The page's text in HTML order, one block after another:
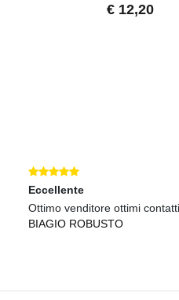
€ 12,20
Eccellente
Ottimo venditore ottimi contatti
BIAGIO ROBUSTO